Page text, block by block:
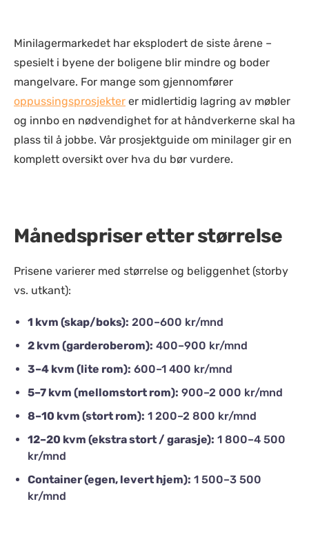
Minilagermarkedet har eksplodert de siste årene –
spesielt i byene der boligene blir mindre og boder
mangelvare. For mange som gjennomfører
oppussingsprosjekter er midlertidig lagring av møbler
og innbo en nødvendighet for at håndverkerne skal ha
plass til å jobbe. Vår prosjektguide om minilager gir en
komplett oversikt over hva du bør vurdere.
Månedspriser etter størrelse
Prisene varierer med størrelse og beliggenhet (storby
vs. utkant):
1 kvm (skap/boks): 200–600 kr/mnd
2 kvm (garderoberom): 400–900 kr/mnd
3–4 kvm (lite rom): 600–1 400 kr/mnd
5–7 kvm (mellomstort rom): 900–2 000 kr/mnd
8–10 kvm (stort rom): 1 200–2 800 kr/mnd
12–20 kvm (ekstra stort / garasje): 1 800–4 500
kr/mnd
Container (egen, levert hjem): 1 500–3 500
kr/mnd